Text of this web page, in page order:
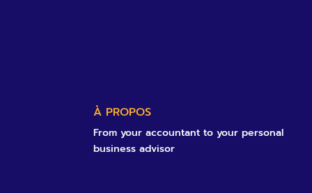
À PROPOS
From your accountant to your personal
business advisor